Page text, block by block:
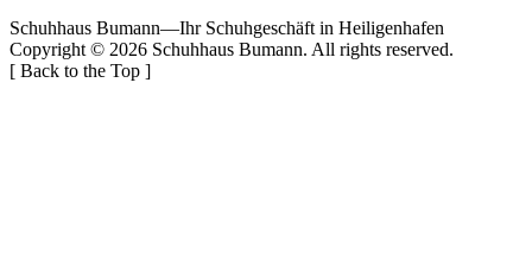
Schuhhaus Bumann—Ihr Schuhgeschäft in Heiligenhafen
Copyright © 2026 Schuhhaus Bumann. All rights reserved.
[ Back to the Top ]